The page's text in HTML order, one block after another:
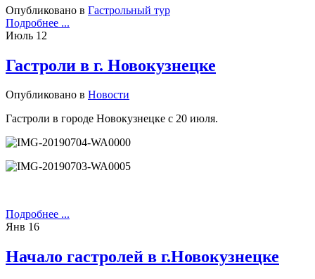
Опубликовано в Гастрольный тур
Подробнее ...
Июль 12
Гастроли в г. Новокузнецке
Опубликовано в Новости
Гастроли в городе Новокузнецке с 20 июля.
Подробнее ...
Янв 16
Начало гастролей в г.Новокузнецке